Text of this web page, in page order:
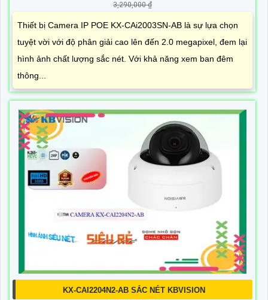
3,290,000 ₫
Thiết bị Camera IP POE KX-CAi2003SN-AB là sự lựa chọn
tuyệt vời với độ phân giải cao lên đến 2.0 megapixel, đem lại
hình ảnh chất lượng sắc nét. Với khả năng xem ban đêm
thông...
KX-CAI2204N2-AB SẮC NÉT KBVISION